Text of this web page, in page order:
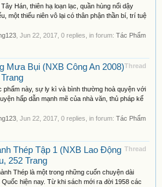
Hán, thiên hạ loạn lạc, quần hùng nổi dậy
một thiếu niên vô lại có thân phận thần bí, trí tuệ
Jun 22, 2017 , 0 replies, in forum: Tác Phẩm
Thread
Mưa Bụi (NXB Công An 2008)
phẩm này, sự ly kì và bình thường hoà quyện với
hấp dẫn mạnh mẽ của nhà văn, thủ pháp kể
Jun 22, 2017 , 0 replies, in forum: Tác Phẩm
Thread
Thép Tập 1 (NXB Lao Động
252 Trang
Thép là một trong những cuốn chuyện dài
hiện nay. Từ khi sách mới ra đời 1958 các